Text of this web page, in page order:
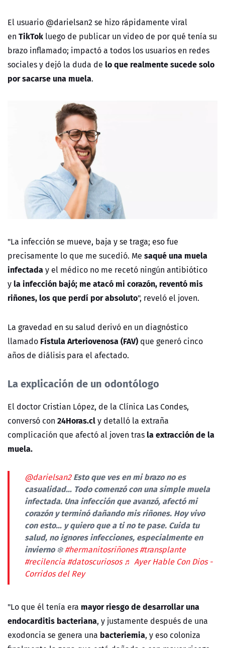
El usuario @darielsan2 se hizo rápidamente viral
en TikTok luego de publicar un video de por qué tenía su
brazo inflamado; impactó a todos los usuarios en redes
sociales y dejó la duda de lo que realmente sucede solo
por sacarse una muela.
"La infección se mueve, baja y se traga; eso fue
precisamente lo que me sucedió. Me saqué una muela
infectaday el médico no me recetó ningún antibiótico
y la infección bajó; me atacó mi corazón, reventó mis
riñones, los que perdí por absoluto", reveló el joven.
La gravedad en su salud derivó en un diagnóstico
llamado Fístula Arteriovenosa (FAV) que generó cinco
años de diálisis para el afectado.
La explicación de un odontólogo
El doctor Cristian López, de la Clínica Las Condes,
conversó con 24Horas.cly detalló la extraña
complicación que afectó al joven tras la extracción de la
muela.
@darielsan2Esto que ves en mi brazo no es
casualidad… Todo comenzó con una simple muela
infectada. Una infección que avanzó, afectó mi
corazón y terminó dañando mis riñones. Hoy vivo
con esto… y quiero que a ti no te pase. Cuida tu
salud, no ignores infecciones, especialmente en
invierno ❄️#hermanitosriñones #transplante
#recilencia #datoscuriosos ♬ Ayer Hable Con Dios -
Corridos del Rey
"Lo que él tenía era mayor riesgo de desarrollar una
endocarditis bacteriana, y justamente después de una
exodoncia se genera una bacteriemia, y eso coloniza